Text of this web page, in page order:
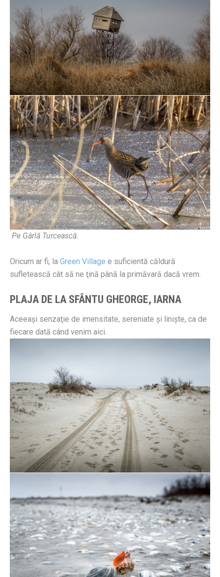
Pe Gârlă Turcească.
Oricum ar fi, la Green Village e suficientă căldură
sufletească cât să ne ţină până la primăvară dacă vrem.
PLAJA DE LA SFÂNTU GHEORGE, IARNA
Aceeaşi senzaţie de imensitate, sereniate şi linişte, ca de
fiecare dată când venim aici.